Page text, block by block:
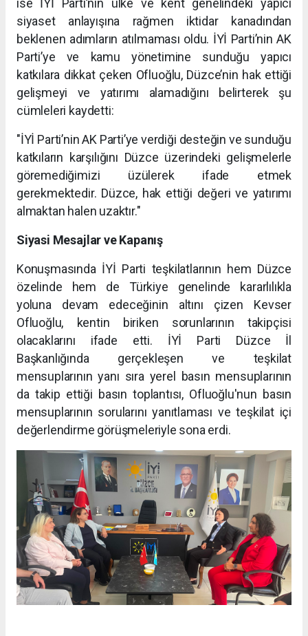
ise İYİ Parti’nin ülke ve kent genelindeki yapıcı
siyaset anlayışına rağmen iktidar kanadından
beklenen adımların atılmaması oldu. İYİ Parti’nin AK
Parti’ye ve kamu yönetimine sunduğu yapıcı
katkılara dikkat çeken Ofluoğlu, Düzce’nin hak ettiği
gelişmeyi ve yatırımı alamadığını belirterek şu
cümleleri kaydetti:
"İYİ Parti’nin AK Parti’ye verdiği desteğin ve sunduğu
katkıların karşılığını Düzce üzerindeki gelişmelerle
göremediğimizi üzülerek ifade etmek
gerekmektedir. Düzce, hak ettiği değeri ve yatırımı
almaktan halen uzaktır."
Siyasi Mesajlar ve Kapanış
Konuşmasında İYİ Parti teşkilatlarının hem Düzce
özelinde hem de Türkiye genelinde kararlılıkla
yoluna devam edeceğinin altını çizen Kevser
Ofluoğlu, kentin biriken sorunlarının takipçisi
olacaklarını ifade etti. İYİ Parti Düzce İl
Başkanlığında gerçekleşen ve teşkilat
mensuplarının yanı sıra yerel basın mensuplarının
da takip ettiği basın toplantısı, Ofluoğlu'nun basın
mensuplarının sorularını yanıtlaması ve teşkilat içi
değerlendirme görüşmeleriyle sona erdi.